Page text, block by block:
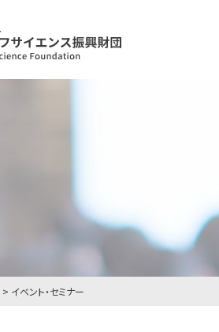
> イベント・セミナー